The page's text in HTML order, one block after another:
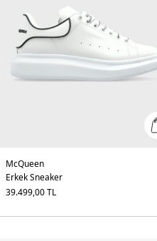
McQueen
Erkek Sneaker
39.499,00TL